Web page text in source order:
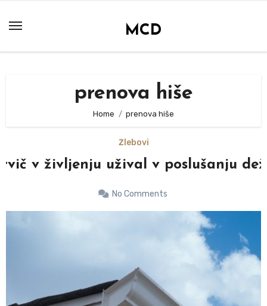
MCD
prenova hiše
Home prenova hiše
Žlebovi
v življenju užival v poslušanju
No Comments